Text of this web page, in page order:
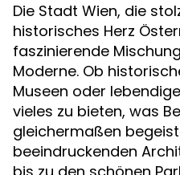
Die Stadt Wien, die
historisches Herz
faszinierende
Moderne. Ob
Museen oder
vieles zu bieten, was
gleichermaßen
beeindruckenden